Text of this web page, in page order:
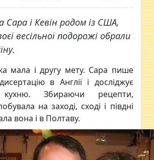
і Кевін родом із США,
весільної подорожі обрали
мала і другу мету. Сара пише
в Англії і досліджує
кухню. Збираючи рецепти,
на заході, сході і півдні
вона і в Полтаву.